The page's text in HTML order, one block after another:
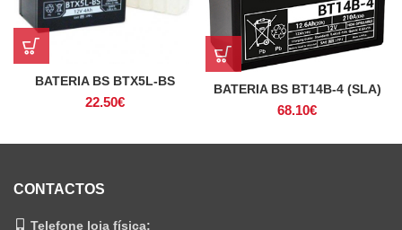
BATERIA BS BTX5L-BS
22.50€
BATERIA BS BT14B-4 (SLA)
68.10€
CONTACTOS
Telefone loja física: